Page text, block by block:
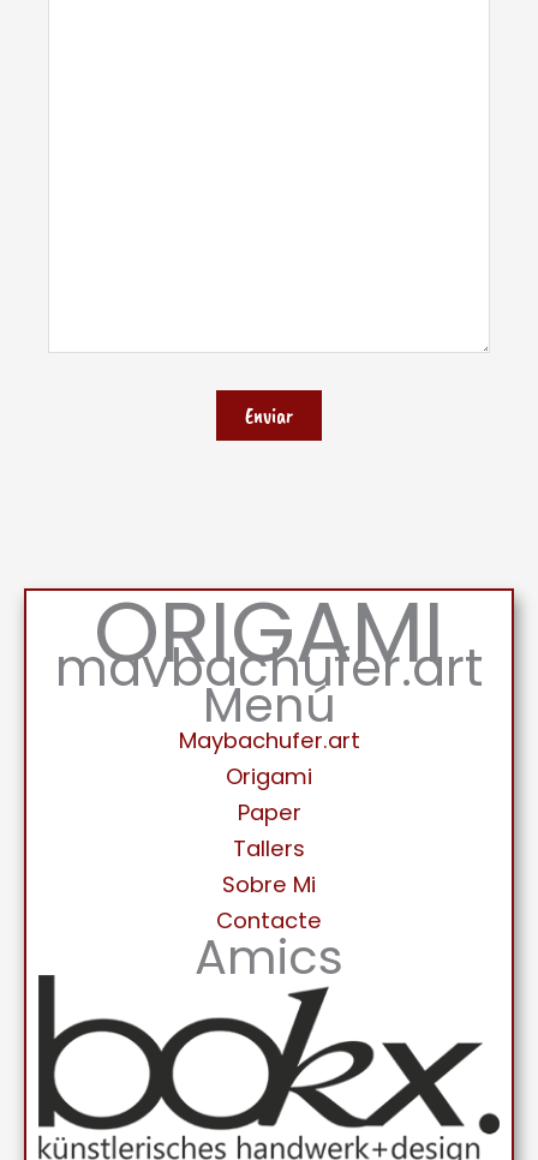
ORIGAMI
maybachufer.art
Menú
Maybachufer.art
Origami
Paper
Tallers
Sobre Mi
Contacte
Amics